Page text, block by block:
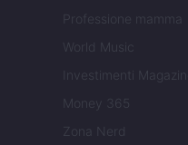
Professione mamma
World Music
Investimenti Magazine
Money 365
Zona Nerd